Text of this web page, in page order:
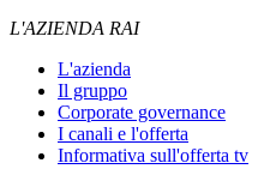
L'AZIENDA RAI
L'azienda
Il gruppo
Corporate governance
I canali e l'offerta
Informativa sull'offerta tv